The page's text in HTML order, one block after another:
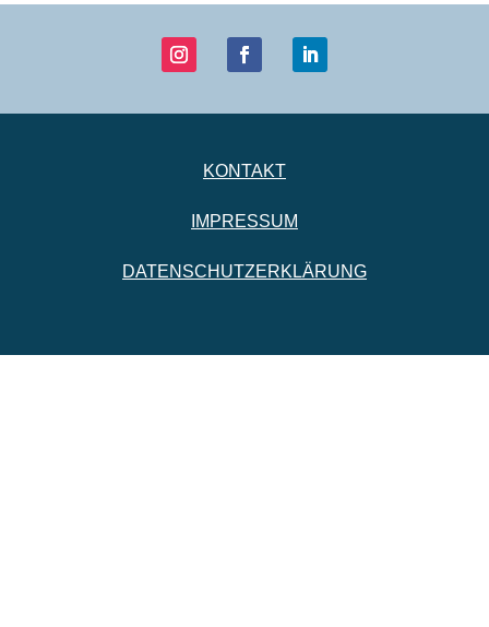
KONTAKT
IMPRESSUM
DATENSCHUTZERKLÄRUNG